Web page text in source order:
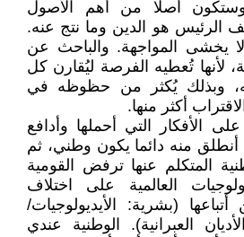
أصلا من أهم الأصول
الرئيس هو الدين وما نتج عنه.
يخشى المواجهة. والباحث عن
لأنها تُعطيه الفرصة ليُقارن كل
وبذلك يُكثر من حظوظه في
أكثر منها.
الأفكار التي أحملها وأدافع
أنطلق منه دائما يكون وطني، ثم
المتكلم عنها ترفض القومية
العالمية على اختلاف
(بشرية: الأيديولوجيات/
العبرانية). الوطنية عندي